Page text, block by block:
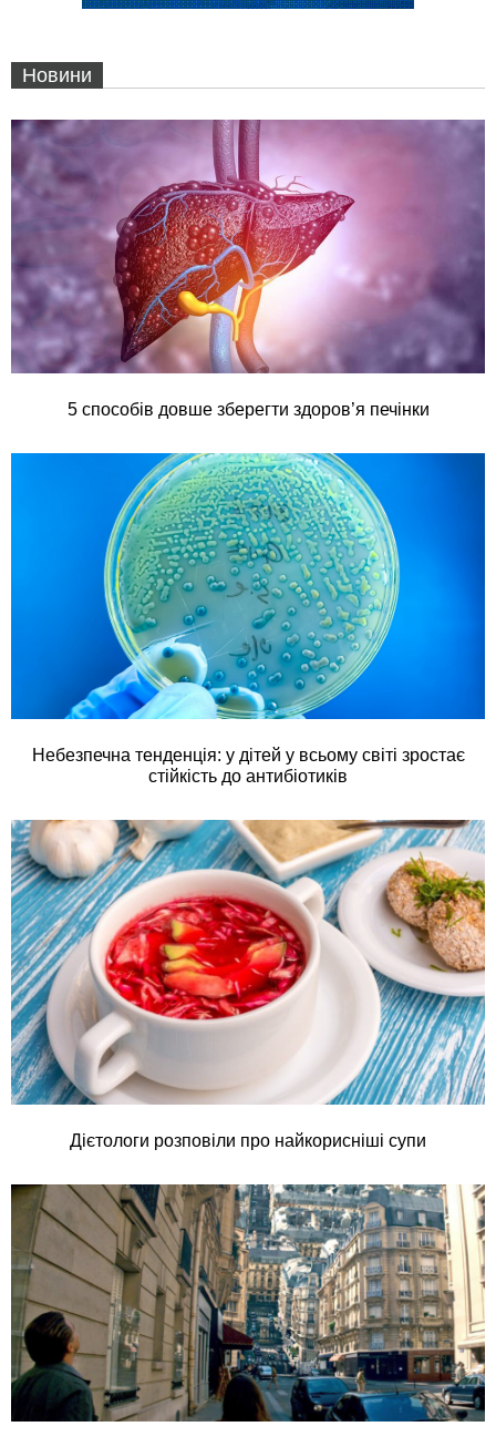
Новини
5 способів довше зберегти здоров’я печінки
Небезпечна тенденція: у дітей у всьому світі зростає
стійкість до антибіотиків
Дієтологи розповіли про найкорисніші супи